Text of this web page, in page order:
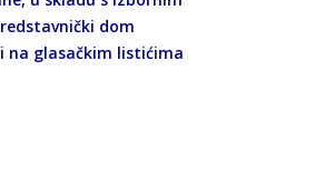
dom
na glasačkim listićima